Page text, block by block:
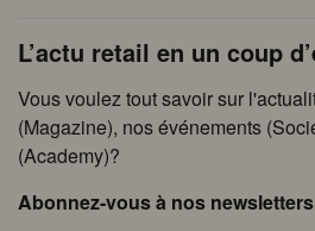
L’actu retail en un coup
Vous voulez tout savoir sur
(Magazine), nos événements
(Academy)?
Abonnez-vous à nos